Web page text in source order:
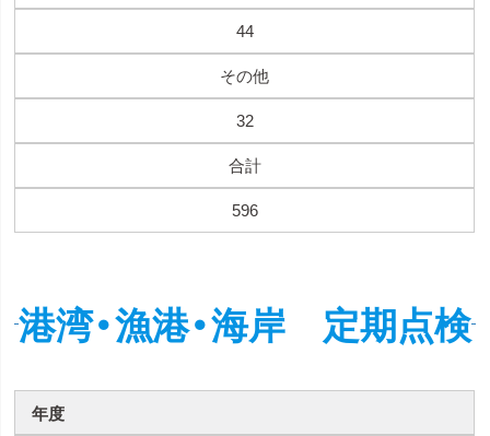
44
その他
32
合計
596
港湾・漁港・海岸 定期点検
年度